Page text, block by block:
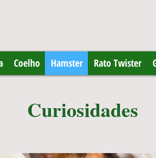
Coelho Hamster Rato Twister
Curiosidades